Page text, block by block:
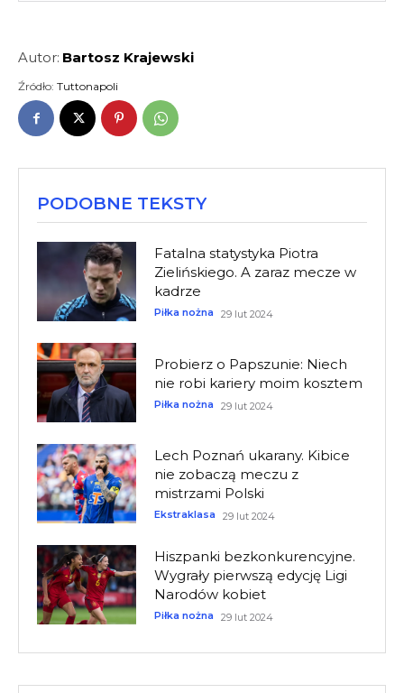
Autor: Bartosz Krajewski
Źródło: Tuttonapoli
PODOBNE TEKSTY
Fatalna statystyka Piotra
Zielińskiego. A zaraz mecze w
kadrze
Piłka nożna 29 lut 2024
Probierz o Papszunie: Niech
nie robi kariery moim kosztem
Piłka nożna 29 lut 2024
Lech Poznań ukarany. Kibice
nie zobaczą meczu z
mistrzami Polski
Ekstraklasa 29 lut 2024
Hiszpanki bezkonkurencyjne.
Wygrały pierwszą edycję Ligi
Narodów kobiet
Piłka nożna 29 lut 2024